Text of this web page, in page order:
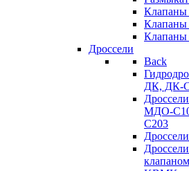
Клапаны
Клапаны
Клапаны
Дроссели
Back
ДК, ДК-
МДО-
С203
Дроссели
клапаном